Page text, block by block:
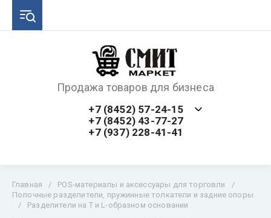
Продажа товаров для бизнеса
+7 (8452) 57-24-15
+7 (8452) 43-77-27
+7 (937) 228-41-41
Главная / POS-материалы и аксессуары для торговли
/
Полочные разделители, пружинные толкатели и задние опоры
/
Разделители на Т и L-образном основании